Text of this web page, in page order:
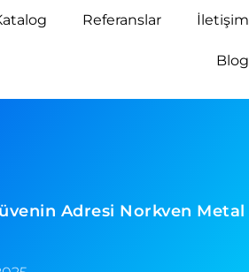
Referanslar İletişim
Blog
Adresi Norkven Metal